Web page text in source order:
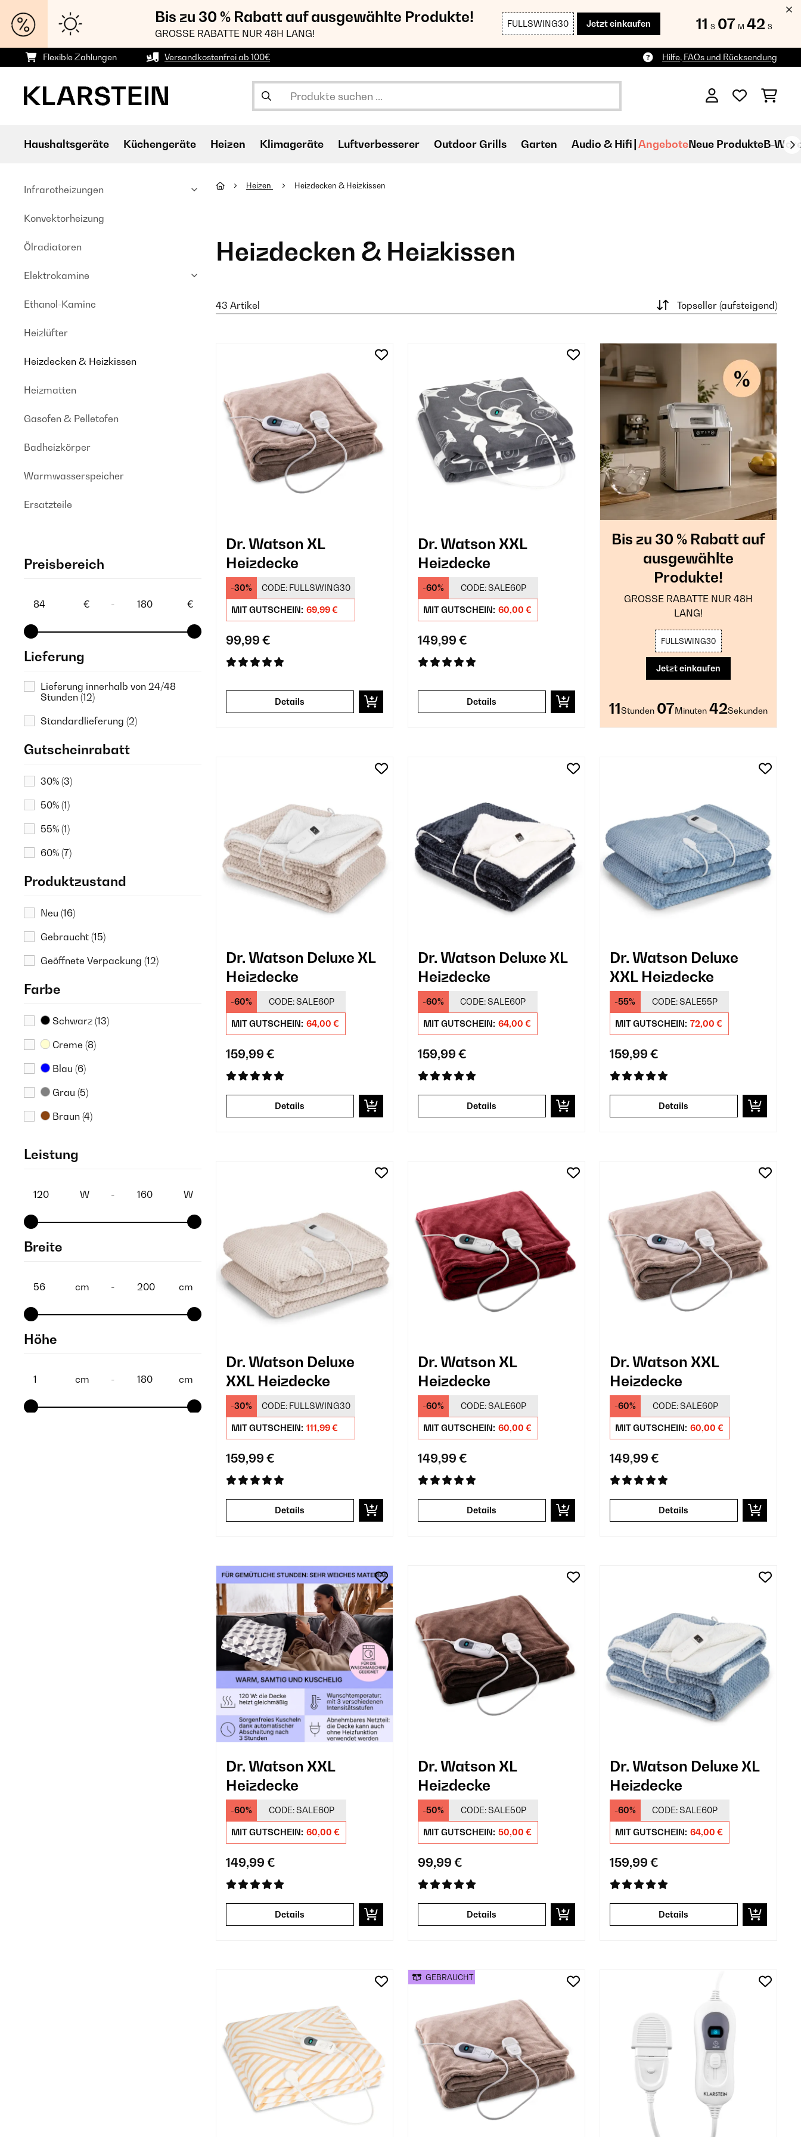
Bis zu 30 % Rabatt auf ausgewählte Produkte!
GROSSE RABATTE NUR 48H LANG!
FULLSWING30 Jetzt einkaufen 11 S 07 M 40 S
Flexible Zahlungen Versandkostenfrei ab 100€ Hilfe, FAQs und Rücksendung
Haushaltsgeräte Küchengeräte Heizen Klimageräte Luftverbesserer Outdoor Grills Garten Audio & Hifi AngeboteNeue ProdukteB-
Infrarotheizungen
Konvektorheizung
Ölradiatoren
Elektrokamine
Ethanol-Kamine
Heizlüfter
Heizdecken & Heizkissen
Heizmatten
Gasofen & Pelletofen
Badheizkörper
Warmwasserspeicher
Ersatzteile
Preisbereich
€ - €
Lieferung
Lieferung innerhalb von 24/48
Stunden (12)
Standardlieferung (2)
Gutscheinrabatt
30% (3)
50% (1)
55% (1)
60% (7)
Produktzustand
Neu (16)
Gebraucht (15)
Geöffnete Verpackung (12)
Farbe
Schwarz (13)
Creme (8)
Blau (6)
Grau (5)
Braun (4)
(3)
(1)
Leistung
W - W
Breite
cm - cm
Höhe
cm - cm
Heizen Heizdecken & Heizkissen
Heizdecken & Heizkissen
43 Artikel Topseller (aufsteigend)
Dr. Watson XL
Heizdecke
-30% CODE: FULLSWING30
MIT GUTSCHEIN: 69,99 €
99,99 €
Details
Dr. Watson XXL
Heizdecke
-60% CODE:SALE60P
MIT GUTSCHEIN: 60,00 €
149,99 €
Details
Bis zu 30 % Rabatt auf
ausgewählte
Produkte!
GROSSE RABATTE NUR 48H
LANG!
FULLSWING30
Jetzt einkaufen
11Stunden 07Minuten 40Sekunden
Dr. Watson Deluxe XL
Heizdecke
-60% CODE: SALE60P
MIT GUTSCHEIN: 64,00 €
159,99 €
Details
Dr. Watson Deluxe XL
Heizdecke
-60% CODE: SALE60P
MIT GUTSCHEIN: 64,00 €
159,99 €
Details
Dr. Watson Deluxe
XXL Heizdecke
-55% CODE:SALE55P
MIT GUTSCHEIN: 72,00 €
159,99 €
Details
Dr. Watson Deluxe
XXL Heizdecke
-30% CODE: FULLSWING30
MIT GUTSCHEIN: 111,99 €
159,99 €
Details
Dr. Watson XL
Heizdecke
-60% CODE:SALE60P
MIT GUTSCHEIN: 60,00 €
149,99 €
Details
Dr. Watson XXL
Heizdecke
-60% CODE:SALE60P
MIT GUTSCHEIN: 60,00 €
149,99 €
Details
Dr. Watson XXL
Heizdecke
-60% CODE:SALE60P
MIT GUTSCHEIN: 60,00 €
149,99 €
Details
Dr. Watson XL
Heizdecke
-50% CODE:SALE50P
MIT GUTSCHEIN: 50,00 €
99,99 €
Details
Dr. Watson Deluxe XL
Heizdecke
-60% CODE: SALE60P
MIT GUTSCHEIN: 64,00 €
159,99 €
Details
GEBRAUCHT